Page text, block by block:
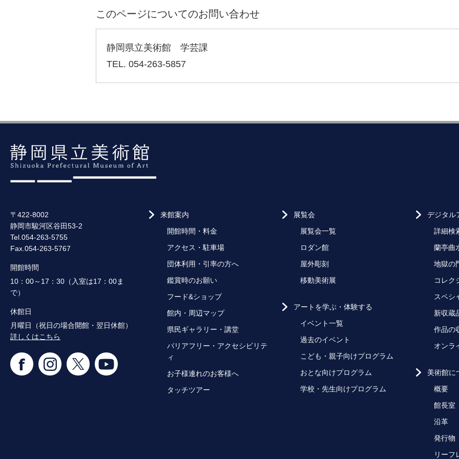
このページについてのお問い合わせ
静岡県立美術館 学芸課
TEL. 054-263-5857
〒422-8002
静岡市駿河区谷田53-2
Tel.054-263-5755
Fax.054-263-5767
開館時間
10：00～17：30（入室は17：00ま
で）
休館日
月曜日（祝日の場合開館・翌日休館）
詳しくはこちら
来館案内
開館時間・料金
アクセス・駐車場
団体利用・引率の方へ
鑑賞時のお願い
フード&ショップ
館内・周辺マップ
県民ギャラリー・講堂
バリアフリー・アクセシビリテ
ィ
お子様連れのお客様へ
タッチツアー
展覧会
展覧会一覧
ロダン館
屋外彫刻
移動美術展
アートを学ぶ・体験する
イベント一覧
過去のイベント
こども・親子向けプログラム
おとな向けプログラム
学校・先生向けプログラム
デジタル
詳細検
蘭亭曲
地獄の
コレク
スペシ
新収蔵
作品の
オンラ
美術館に
概要
館長室
沿革
発行物
リーフ